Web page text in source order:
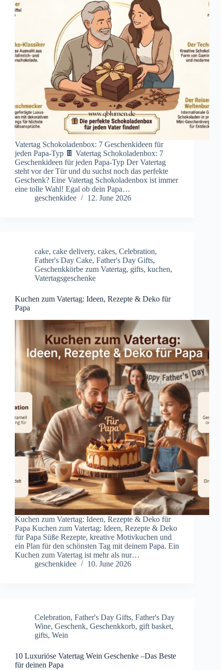
Vatertag Schokoladenbox: 7 Geschenkideen für
jeden Papa-Typ 🍫 Vatertag Schokoladenbox: 7
Geschenkideen für jeden Papa-Typ Der Vatertag
steht vor der Tür und du suchst noch das perfekte
Geschenk? Eine Vatertag Schokoladenbox ist immer
eine tolle Wahl! Egal ob dein Papa…
geschenkidee
12. June 2026
cake, cake delivery, cakes, Celebration,
Father's Day Cake, Father's Day Gifts,
Geschenkkörbe zum Vatertag, gifts, kuchen,
Vatertagsgeschenke
Kuchen zum Vatertag: Ideen, Rezepte & Deko für
Papa
Kuchen zum Vatertag: Ideen, Rezepte & Deko für
Papa Kuchen zum Vatertag: Ideen, Rezepte & Deko
für Papa Süße Rezepte, kreative Motivkuchen und
ein Plan für den schönsten Tag mit deinem Papa. Ein
Kuchen zum Vatertag ist mehr als nur…
geschenkidee
10. June 2026
Celebration, Father's Day Gifts, Father's Day
Wine, Geschenk, Geschenkkorb, gift basket,
gifts, Wein
10 Luxuriöse Vatertag Wein Geschenke –Das Beste
für deinen Papa